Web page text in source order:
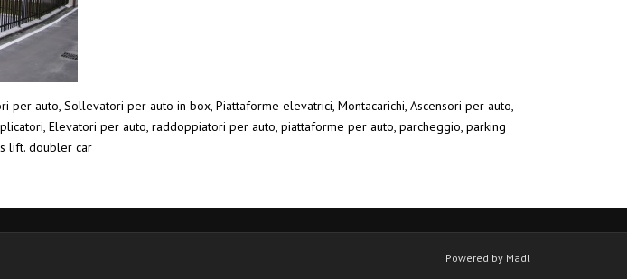
per auto, Sollevatori per auto in box, Piattaforme elevatrici, Montacarichi, Ascensori per auto,
Elevatori per auto, raddoppiatori per auto, piattaforme per auto, parcheggio, parking
lift. doubler car
Powered by Madl